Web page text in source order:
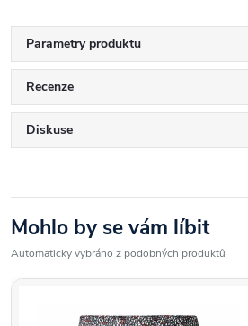
Parametry produktu
Recenze
Diskuse
Mohlo by se vám líbit
Automaticky vybráno z podobných produktů